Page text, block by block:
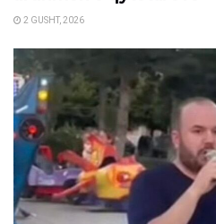
2 GUSHT, 2026